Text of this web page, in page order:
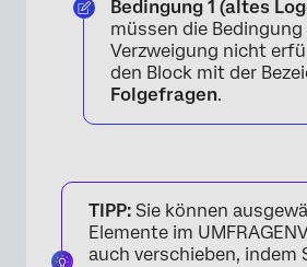
Bedingung 1 (altes
müssen die Bedingung
Verzweigung nicht
den Block mit der
Folgefragen.
TIPP: Sie können
Elemente im
auch verschieben, indem